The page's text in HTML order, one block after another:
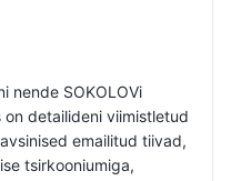
nende SOKOLOVi
detailideni viimistletud
emailitud tiivad,
tsirkooniumiga,